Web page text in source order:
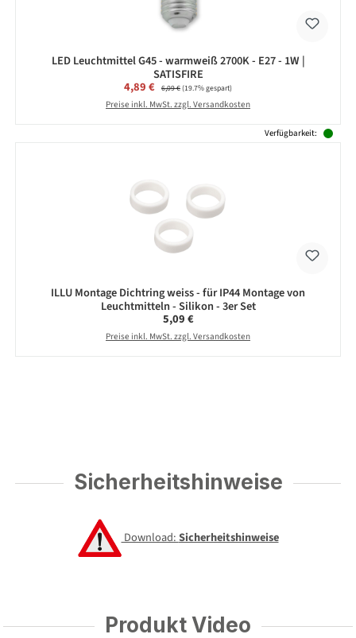
LED Leuchtmittel G45 - warmweiß 2700K - E27 - 1W |
SATISFIRE
Verkaufspreis:
4,89 € Regulärer Preis:
6,09 €(19.7% gespart)
Preise inkl. MwSt. zzgl. Versandkosten
Verfügbarkeit:
ILLU Montage Dichtring weiss - für IP44 Montage von
Leuchtmitteln - Silikon - 3er Set
Regulärer Preis:
5,09 €
Preise inkl. MwSt. zzgl. Versandkosten
Sicherheitshinweise
Download:Sicherheitshinweise
Produkt Video